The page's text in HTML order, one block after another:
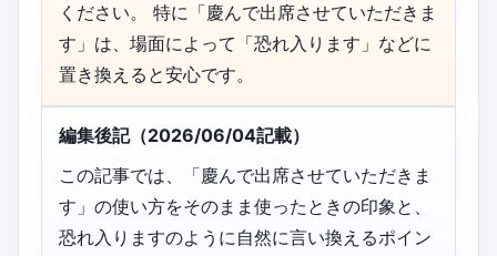
ください。 特に「慶んで出席させていただきま
す」は、場面によって「恐れ入ります」などに
置き換えると安心です。
編集後記（2026/06/04記載）
この記事では、「慶んで出席させていただきま
す」の使い方をそのまま使ったときの印象と、
恐れ入りますのように自然に言い換えるポイン